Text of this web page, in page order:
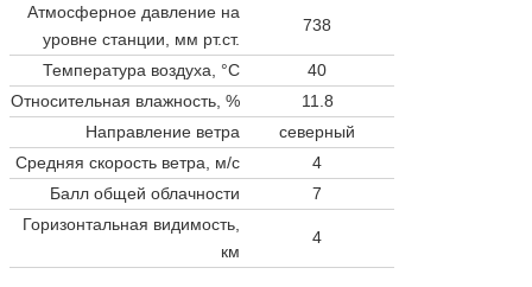
Атмосферное давление на
уровне станции, мм рт.ст.
738
Температура воздуха, °C
40
Относительная влажность, %
11.8
Направление ветра
северный
Средняя скорость ветра, м/с
4
Балл общей облачности
7
Горизонтальная видимость,
км
4